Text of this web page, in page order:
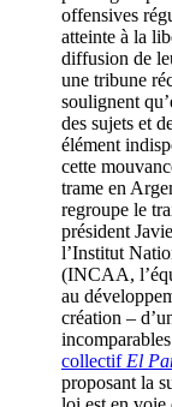
offensives
atteinte à la
diffusion de
une tribune
soulignent
des sujets et
élément
cette
trame en
regroupe le
président
l’Institut
(INCAA,
au
création –
collectif El
proposant la